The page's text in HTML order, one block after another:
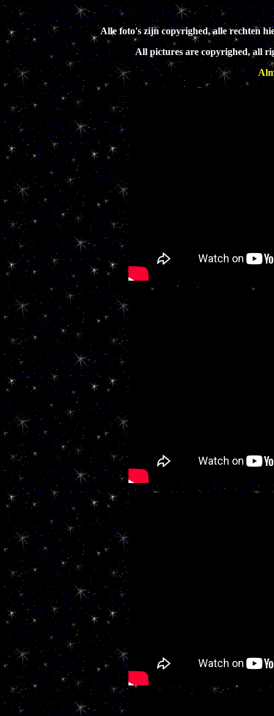
Alle foto's zijn copyrighed, alle rechten
All pictures are copyrighed, all